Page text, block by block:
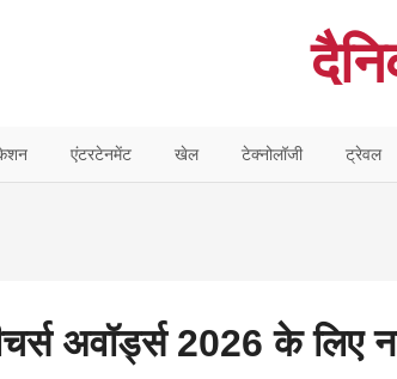
एंटरटेनमेंट खेल टेक्नोलॉजी ट्रेवल
अवॉर्ड्स 2026 के लिए